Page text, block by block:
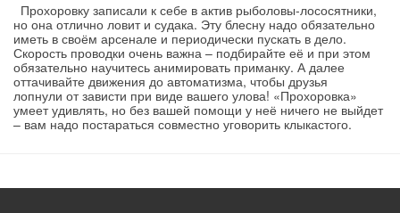
Прохоровку записали к себе в актив рыболовы-лососятники,
но она отлично ловит и судака. Эту блесну надо обязательно
иметь в своём арсенале и периодически пускать в дело.
Скорость проводки очень важна – подбирайте её и при этом
обязательно научитесь анимировать приманку. А далее
оттачивайте движения до автоматизма, чтобы друзья
лопнули от зависти при виде вашего улова! «Прохоровка»
умеет удивлять, но без вашей помощи у неё ничего не выйдет
– вам надо постараться совместно уговорить клыкастого.